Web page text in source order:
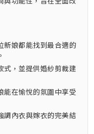
新娘都能找到最合適的
式，並提供婚紗剪裁建
能在愉悅的氛圍中享受
調內衣與嫁衣的完美結